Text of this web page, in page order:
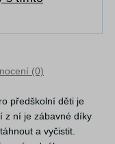
(0)
předškolní děti je
z ní je zábavné díky
a vyčistit.